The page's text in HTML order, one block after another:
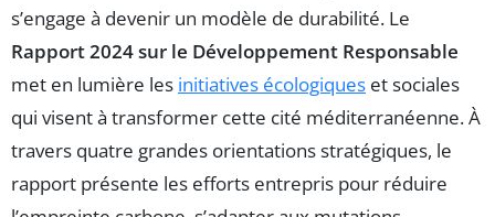
s’engage à devenir un modèle de durabilité. Le
Rapport 2024 sur le Développement Responsable
met en lumière les initiatives écologiques et sociales
qui visent à transformer cette cité méditerranéenne. À
travers quatre grandes orientations stratégiques, le
rapport présente les efforts entrepris pour réduire